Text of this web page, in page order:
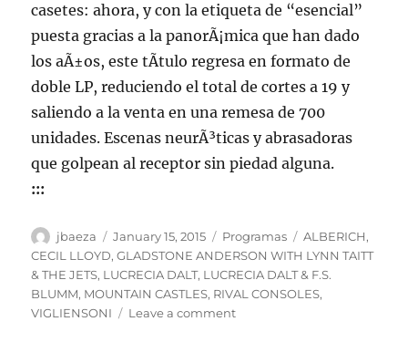
casetes: ahora, y con la etiqueta de “esencial”
puesta gracias a la panorÃ¡mica que han dado
los aÃ±os, este tÃ­tulo regresa en formato de
doble LP, reduciendo el total de cortes a 19 y
saliendo a la venta en una remesa de 700
unidades. Escenas neurÃ³ticas y abrasadoras
que golpean al receptor sin piedad alguna.
:::
Author
jbaeza
Posted
on
January 15, 2015 Categories
Programas Tags
ALBERICH,
CECIL LLOYD,GLADSTONE ANDERSON WITH LYNN TAITT
& THE JETS, LUCRECIA DALT, LUCRECIA DALT & F.S.
BLUMM, MOUNTAIN CASTLES, RIVAL CONSOLES,
VIGLIENSONI
Leave a commenton